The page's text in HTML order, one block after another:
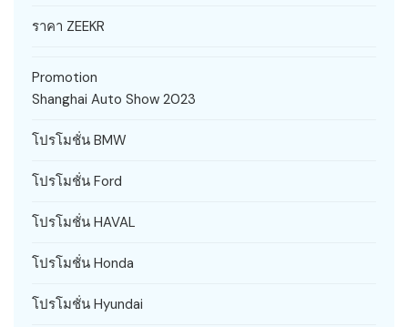
ราคา ZEEKR
Promotion
Shanghai Auto Show 2023
โปรโมชั่น BMW
โปรโมชั่น Ford
โปรโมชั่น HAVAL
โปรโมชั่น Honda
โปรโมชั่น Hyundai